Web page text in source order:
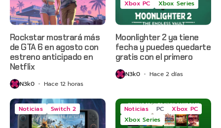
Rockstar mostrará más
de GTA 6 en agosto con
estreno anticipado en
Netflix
N3k0 Hace 12 horas
Xbox PC
Xbox Series
Moonlighter 2 ya tiene
fecha y puedes quedarte
gratis con el primero
N3k0 Hace 2 días
Noticias Switch 2 Noticias PC
Xbox PC
Xbox Series